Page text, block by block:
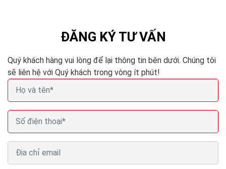
ĐĂNG KÝ TƯ VẤN
Quý khách hàng vui lòng để lại thông tin bên dưới. Chúng tôi
sẽ liên hệ với Quý khách trong vòng ít phút!